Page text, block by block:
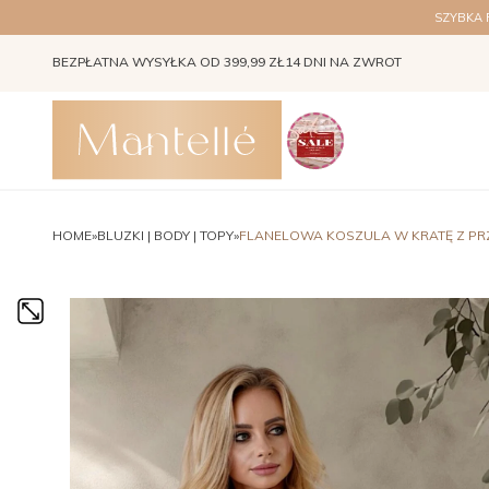
SZYBKA
BEZPŁATNA WYSYŁKA OD 399,99 ZŁ14 DNI NA ZWROT
Instagram Stories
HOME»BLUZKI | BODY | TOPY»FLANELOWA KOSZULA W KRATĘ Z